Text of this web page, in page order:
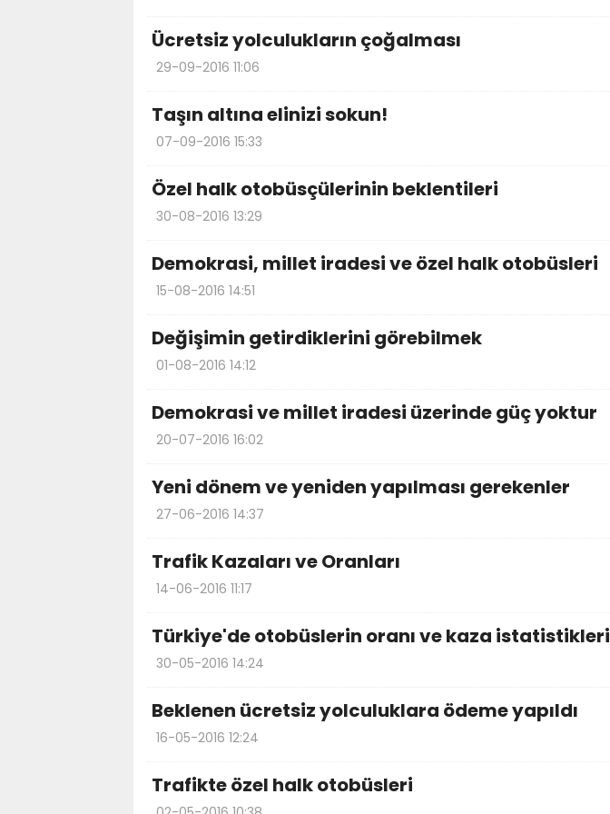
Ücretsiz yolculukların çoğalması
29-09-2016 11:06
Taşın altına elinizi sokun!
07-09-2016 15:33
Özel halk otobüsçülerinin beklentileri
30-08-2016 13:29
Demokrasi, millet iradesi ve özel halk otobüsleri
15-08-2016 14:51
Değişimin getirdiklerini görebilmek
01-08-2016 14:12
Demokrasi ve millet iradesi üzerinde güç yoktur
20-07-2016 16:02
Yeni dönem ve yeniden yapılması gerekenler
27-06-2016 14:37
Trafik Kazaları ve Oranları
14-06-2016 11:17
Türkiye'de otobüslerin oranı ve kaza istatistikleri
30-05-2016 14:24
Beklenen ücretsiz yolculuklara ödeme yapıldı
16-05-2016 12:24
Trafikte özel halk otobüsleri